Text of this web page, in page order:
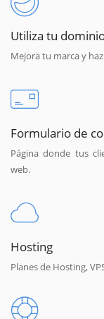
Utiliza tu
Mejora tu marca y
Formulario de
Página donde tus
web.
Hosting
Planes de Hosting,